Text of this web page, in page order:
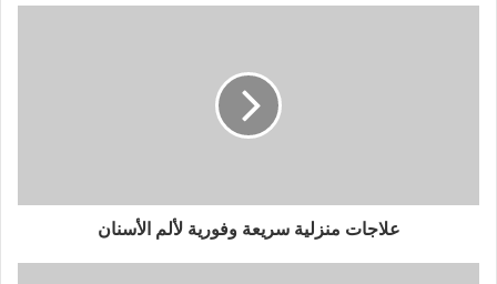
علاجات منزلية سريعة وفورية لألم الأسنان